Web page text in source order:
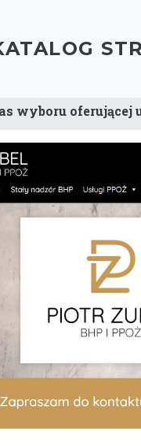
wyboru oferującej